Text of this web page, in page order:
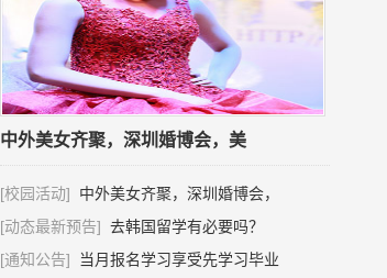
中外美女齐聚，深圳婚博会，美
[校园活动]
中外美女齐聚，深圳婚博会，
[动态最新预告] 去韩国留学有必要吗？
[通知公告]
当月报名学习享受先学习毕业